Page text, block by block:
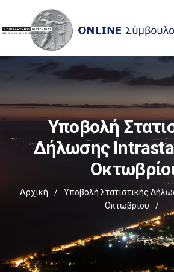
Υποβολή
Δήλωσης
Αρχική /
Υποβολή Στατιστικής
Οκτωβρίου
/